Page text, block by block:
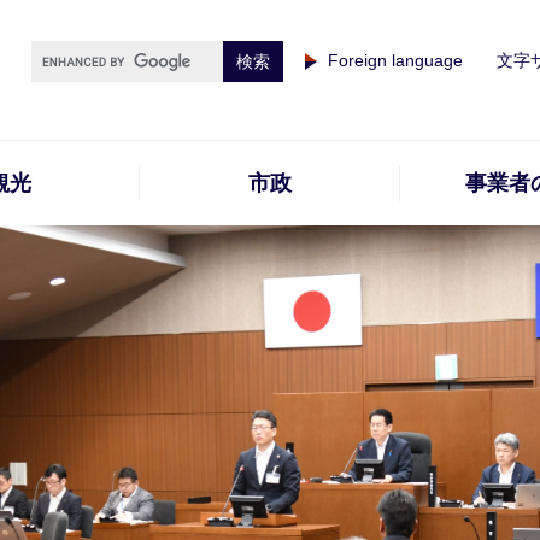
Foreign language 文字
光 市政 事業者